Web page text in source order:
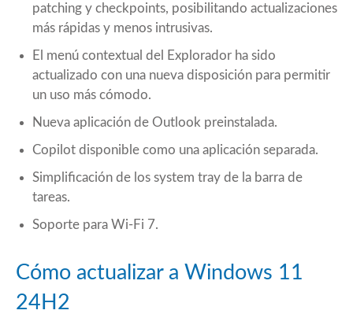
patching y checkpoints, posibilitando actualizaciones
más rápidas y menos intrusivas.
El menú contextual del Explorador ha sido
actualizado con una nueva disposición para permitir
un uso más cómodo.
Nueva aplicación de Outlook preinstalada.
Copilot disponible como una aplicación separada.
Simplificación de los system tray de la barra de
tareas.
Soporte para Wi-Fi 7.
Cómo actualizar a Windows 11
24H2